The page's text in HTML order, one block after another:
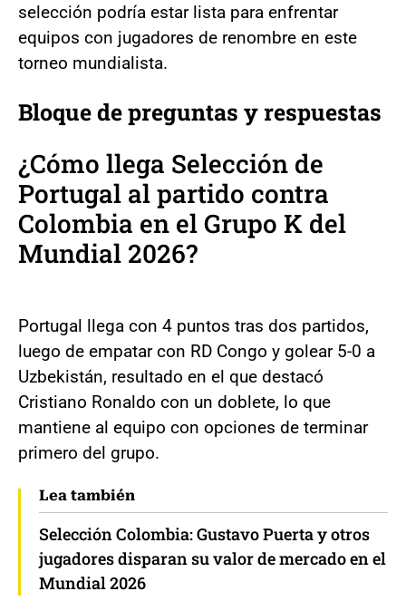
selección podría estar lista para enfrentar
equipos con jugadores de renombre en este
torneo mundialista.
Bloque de preguntas y respuestas
¿Cómo llega Selección de
Portugal al partido contra
Colombia en el Grupo K del
Mundial 2026?
Portugal llega con 4 puntos tras dos partidos,
luego de empatar con RD Congo y golear 5-0 a
Uzbekistán, resultado en el que destacó
Cristiano Ronaldo con un doblete, lo que
mantiene al equipo con opciones de terminar
primero del grupo.
Lea también
Selección Colombia: Gustavo Puerta y otros
jugadores disparan su valor de mercado en el
Mundial 2026